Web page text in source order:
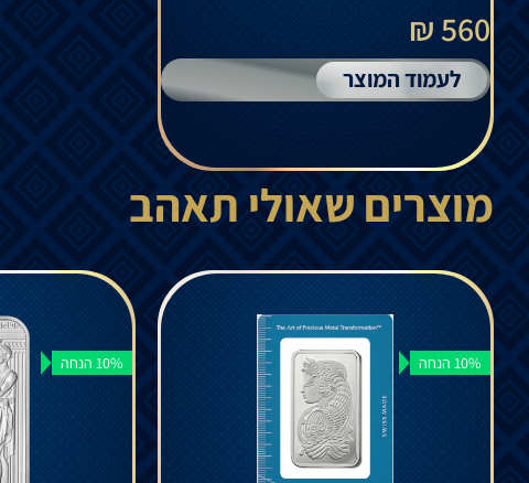
560 ₪
לעמוד המוצר
מוצרים שאולי תאהב
10% הנחה 10% הנחה